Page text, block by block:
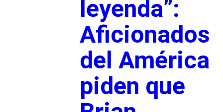
leyenda”:
Aficionados
del América
piden que